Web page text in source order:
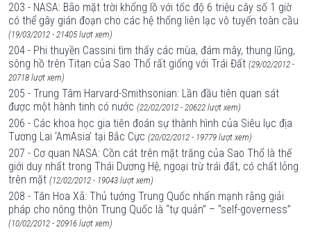
203 - NASA: Bão mặt trời khổng lồ với tốc độ 6 triệu cây số 1 giờ
có thể gây gián đoạn cho các hệ thống liên lạc vô tuyến toàn cầu
(19/03/2012 - 21405 lượt xem)
204 - Phi thuyền Cassini tìm thấy các mùa, đám mây, thung lũng,
sông hồ trên Titan của Sao Thổ rất giống với Trái Đất (29/02/2012 -
20718 lượt xem)
205 - Trung Tâm Harvard-Smithsonian: Lần đầu tiên quan sát
được một hành tinh có nước (22/02/2012 - 20622 lượt xem)
206 - Các khoa học gia tiên đoán sự thành hình của Siêu lục địa
Tương Lai ‘AmAsia’ tại Bắc Cực (20/02/2012 - 19779 lượt xem)
207 - Cơ quan NASA: Cồn cát trên mặt trăng của Sao Thổ là thế
giới duy nhất trong Thái Dương Hệ, ngoại trừ trái đất, có chất lỏng
trên mặt (12/02/2012 - 19043 lượt xem)
208 - Tân Hoa Xã: Thủ tướng Trung Quốc nhấn mạnh rằng giải
pháp cho nông thôn Trung Quốc là “tự quản” – “self-governess”
(10/02/2012 - 20916 lượt xem)